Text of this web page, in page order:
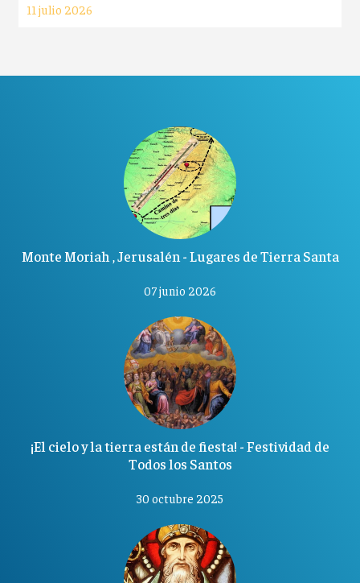
11 julio 2026
Monte Moriah , Jerusalén - Lugares de Tierra Santa
07 junio 2026
¡El cielo y la tierra están de fiesta! - Festividad de
Todos los Santos
30 octubre 2025